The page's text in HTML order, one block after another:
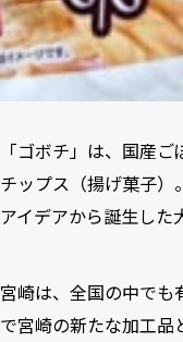
「ゴボチ」は、国産
チップス（揚げ菓⼦
アイデアから誕⽣した
宮崎は、全国の中でも
で宮崎の新たな加⼯